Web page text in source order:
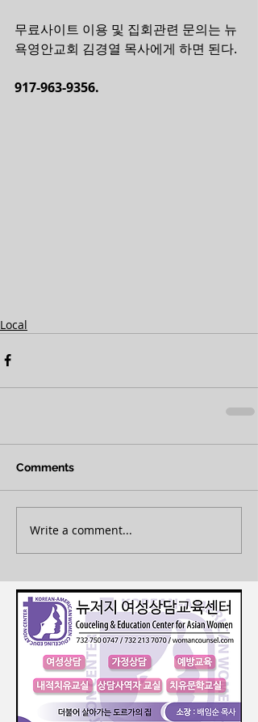
무료사이트 이용 및 집회관련 문의는 뉴
욕영안교회 김경열 목사에게 하면 된다.
917-963-9356.
Local
Comments
Write a comment...